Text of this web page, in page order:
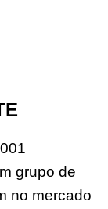
grupo de
no mercado